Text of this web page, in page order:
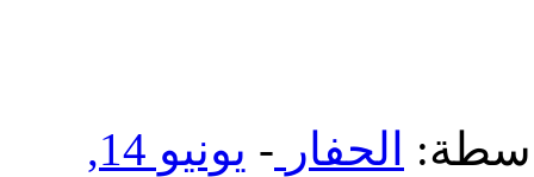
الحفار - يونيو 14,